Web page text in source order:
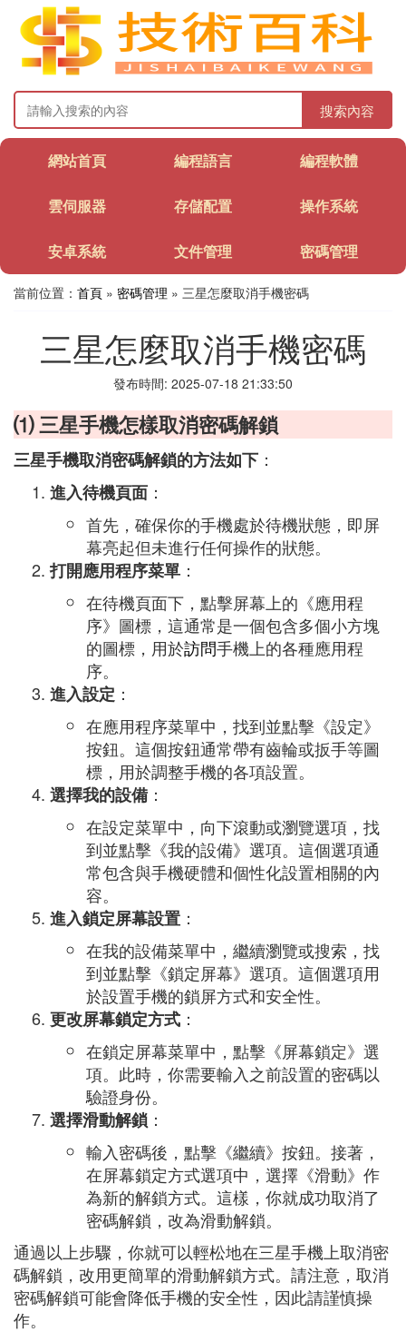
搜索內容
網站首頁 編程語言 編程軟體
雲伺服器 存儲配置 操作系統
安卓系統 文件管理 密碼管理
當前位置： 首頁 » 密碼管理 » 三星怎麼取消手機密碼
三星怎麼取消手機密碼
發布時間: 2025-07-18 21:33:50
⑴ 三星手機怎樣取消密碼解鎖
三星手機取消密碼解鎖的方法如下 ：
進入待機頁面 ：
首先，確保你的手機處於待機狀態，即屏
幕亮起但未進行任何操作的狀態。
打開應用程序菜單 ：
在待機頁面下，點擊屏幕上的《應用程
序》圖標，這通常是一個包含多個小方塊
的圖標，用於訪問手機上的各種應用程
序。
進入設定 ：
在應用程序菜單中，找到並點擊《設定》
按鈕。這個按鈕通常帶有齒輪或扳手等圖
標，用於調整手機的各項設置。
選擇我的設備：
在設定菜單中，向下滾動或瀏覽選項，找
到並點擊《我的設備》選項。這個選項通
常包含與手機硬體和個性化設置相關的內
容。
進入鎖定屏幕設置 ：
在我的設備菜單中，繼續瀏覽或搜索，找
到並點擊《鎖定屏幕》選項。這個選項用
於設置手機的鎖屏方式和安全性。
更改屏幕鎖定方式 ：
在鎖定屏幕菜單中，點擊《屏幕鎖定》選
項。此時，你需要輸入之前設置的密碼以
驗證身份。
選擇滑動解鎖 ：
輸入密碼後，點擊《繼續》按鈕。接著，
在屏幕鎖定方式選項中，選擇《滑動》作
為新的解鎖方式。這樣，你就成功取消了
密碼解鎖，改為滑動解鎖。
通過以上步驟，你就可以輕松地在三星手機上取消密
碼解鎖，改用更簡單的滑動解鎖方式。請注意，取消
密碼解鎖可能會降低手機的安全性，因此請謹慎操
作。